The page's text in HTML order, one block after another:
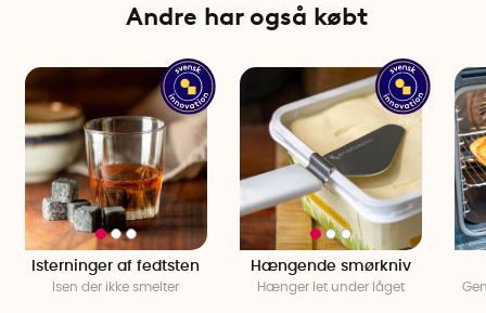
Andre har også købt
Isterninger af fedtsten
Isen der ikke smelter
Hængende smørkniv
Hænger let under låget